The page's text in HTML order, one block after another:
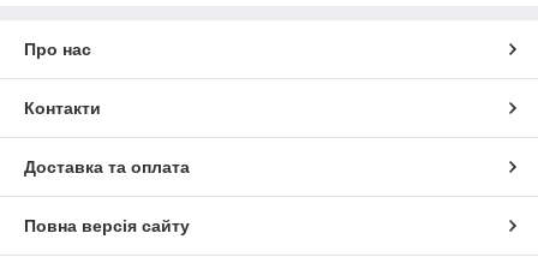
Про нас
Контакти
Доставка та оплата
Повна версія сайту